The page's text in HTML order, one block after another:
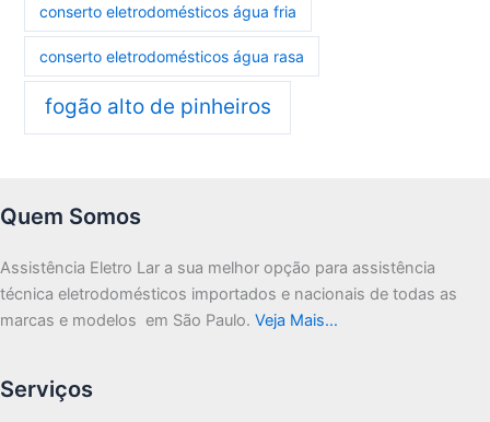
conserto eletrodomésticos água fria
conserto eletrodomésticos água rasa
fogão alto de pinheiros
Quem Somos
Assistência Eletro Lar a sua melhor opção para assistência
técnica eletrodomésticos importados e nacionais de todas as
marcas e modelos em São Paulo. Veja Mais…
Serviços